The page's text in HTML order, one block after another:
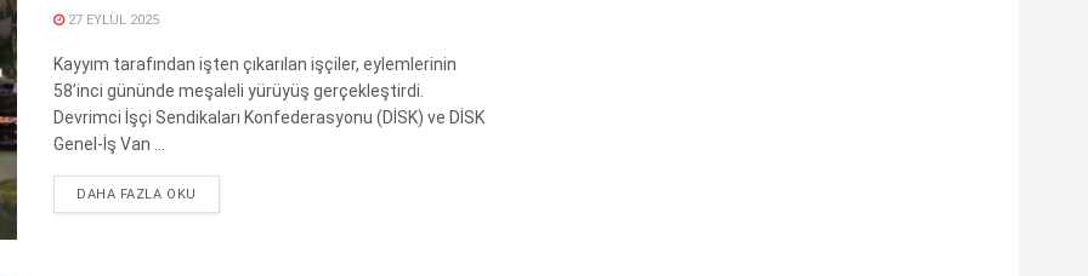
27 EYLÜL 2025
Kayyım tarafından işten çıkarılan işçiler, eylemlerinin
58’inci gününde meşaleli yürüyüş gerçekleştirdi.
Devrimci İşçi Sendikaları Konfederasyonu (DİSK) ve DİSK
Genel-İş Van ...
DAHA FAZLA OKU